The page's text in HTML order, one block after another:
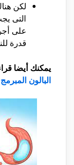
لكن
التى
على
قدرة
يمكنك أيضا
البالون المبرمج